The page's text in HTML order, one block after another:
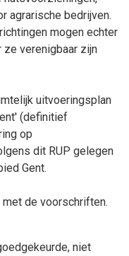
agrarische bedrijven.
mogen echter
verenigbaar zijn
uitvoeringsplan
(definitief
op
dit RUP gelegen
Gent.
de voorschriften.
niet